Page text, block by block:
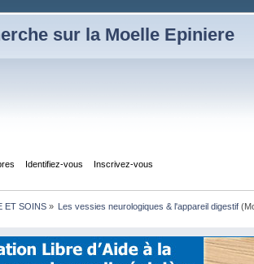
sur la Moelle Epiniere
Identifiez-vous Inscrivez-vous
ET SOINS» Les vessies neurologiques & l'appareil digestif